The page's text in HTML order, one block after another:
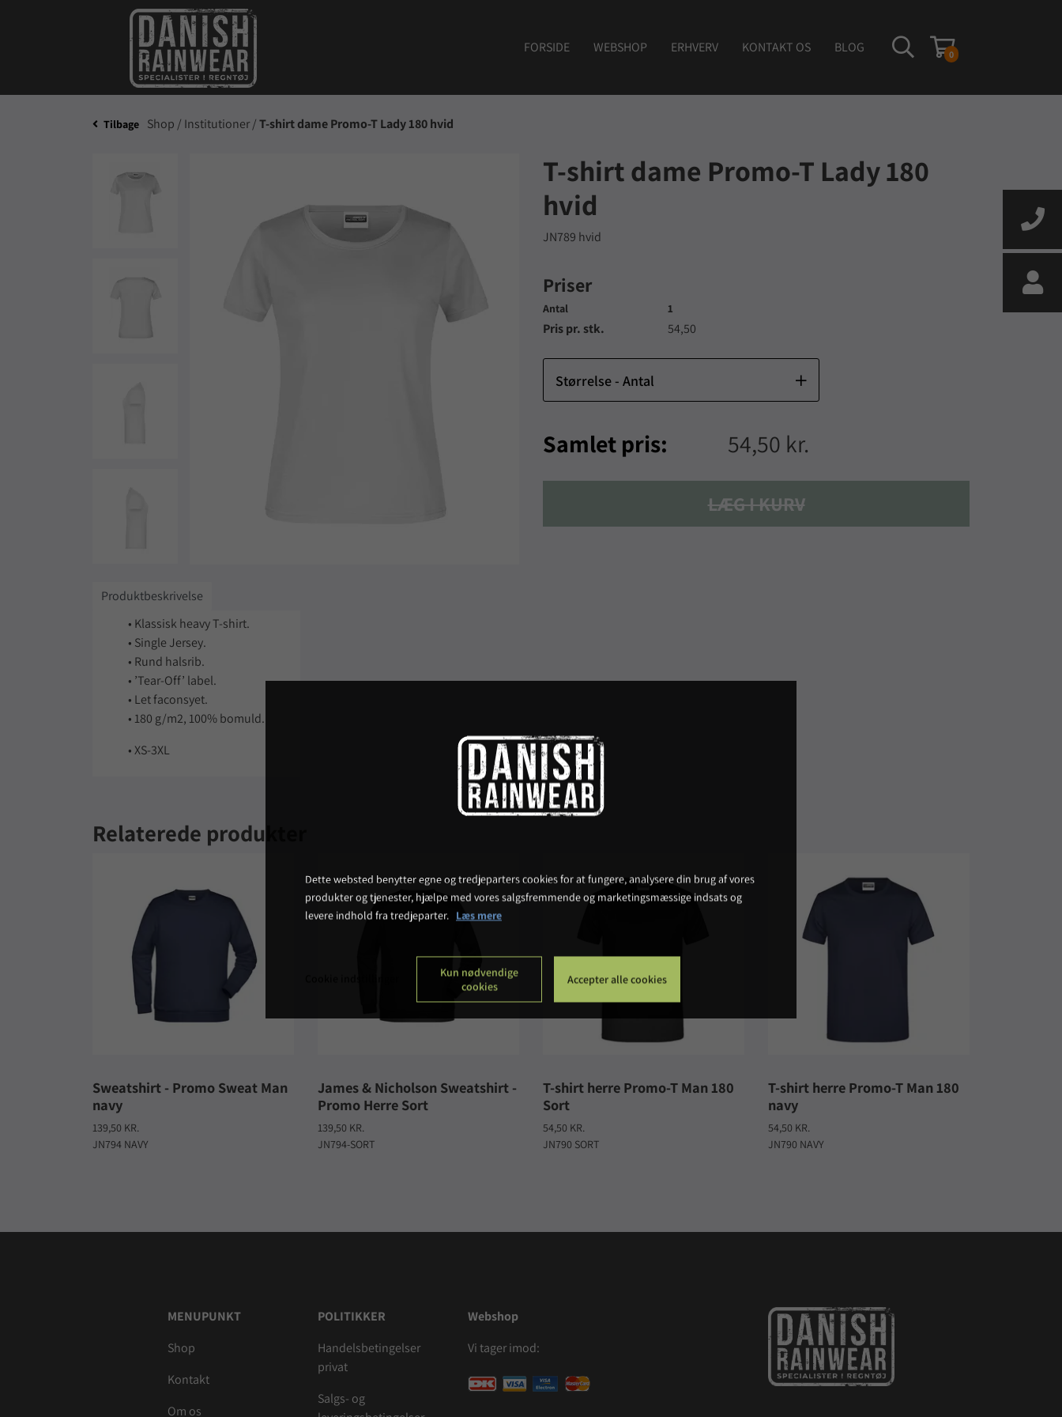
0
FORSIDE WEBSHOP ERHVERV KONTAKT OS BLOG
Tilbage Shop / Institutioner /T-shirt dame Promo-T Lady 180 hvid
Produktbeskrivelse
• Klassisk heavy T-shirt.
• Single Jersey.
• Rund halsrib.
• ’Tear-Off’ label.
• Let faconsyet.
• 180 g/m2, 100% bomuld.
• XS-3XL
T-shirt dame Promo-T Lady 180
hvid
JN789 hvid
Priser
Antal
Pris pr. stk.
1
54,50
Størrelse - Antal
Samlet pris: 54,50 kr.
LÆG I KURV
Relaterede produkter
Sweatshirt - Promo Sweat Man
navy
139,50 KR.
JN794 NAVY
James & Nicholson Sweatshirt -
Promo Herre Sort
139,50 KR.
JN794-SORT
T-shirt herre Promo-T Man 180
Sort
54,50 KR.
JN790 SORT
T-shirt herre Promo-T Man 180
navy
54,50 KR.
JN790 NAVY
MENUPUNKT
Shop
Kontakt
Om os
POLITIKKER
Handelsbetingelser
privat
Salgs- og
Webshop
Vi tager imod:
Dette websted benytter egne og tredjeparters cookies for at fungere, analysere din brug af vores
produkter og tjenester, hjælpe med vores salgsfremmende og marketingsmæssige indsats og
levere indhold fra tredjeparter. Læs mere
Kun nødvendige
cookies
Accepter alle cookies